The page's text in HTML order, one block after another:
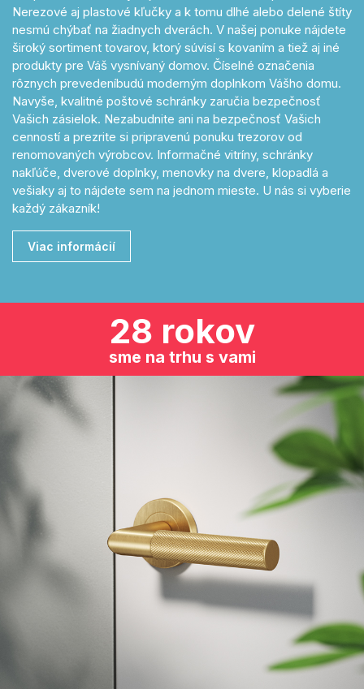
Nerezové aj plastové kľučky a k tomu dlhé alebo delené štíty
nesmú chýbať na žiadnych dverách. V našej ponuke nájdete
široký sortiment tovarov, ktorý súvisí s kovaním a tiež aj iné
produkty pre Váš vysnívaný domov. Číselné označenia
rôznych prevedeníbudú moderným doplnkom Vášho domu.
Navyše, kvalitné poštové schránky zaručia bezpečnosť
Vašich zásielok. Nezabudnite ani na bezpečnosť Vašich
cenností a prezrite si pripravenú ponuku trezorov od
renomovaných výrobcov. Informačné vitríny, schránky
nakľúče, dverové doplnky, menovky na dvere, klopadlá a
vešiaky aj to nájdete sem na jednom mieste. U nás si vyberie
každý zákazník!
Viac informácií
28 rokov
sme na trhu s vami